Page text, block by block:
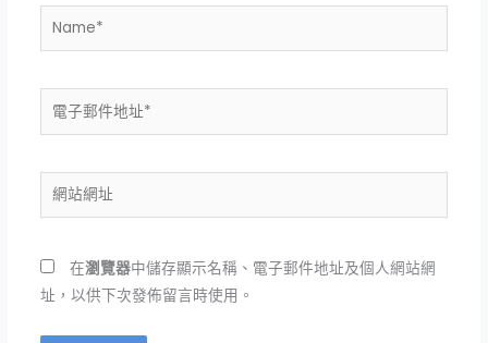
Name*
電
*
址
在瀏覽器中儲存顯示名稱、電子郵件地址及個人網站網
址，以供下次發佈留言時使用。